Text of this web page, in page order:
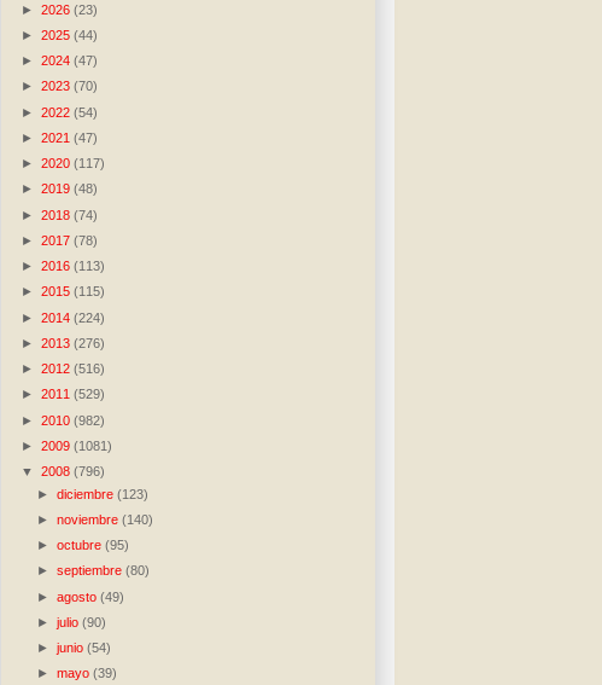
► 2026 (23)
► 2025 (44)
► 2024 (47)
► 2023 (70)
► 2022 (54)
► 2021 (47)
► 2020 (117)
► 2019 (48)
► 2018 (74)
► 2017 (78)
► 2016 (113)
► 2015 (115)
► 2014 (224)
► 2013 (276)
► 2012 (516)
► 2011 (529)
► 2010 (982)
► 2009 (1081)
▼ 2008 (796)
►diciembre(123)
►noviembre(140)
►octubre(95)
►septiembre(80)
►agosto(49)
►julio(90)
►junio(54)
►mayo(39)